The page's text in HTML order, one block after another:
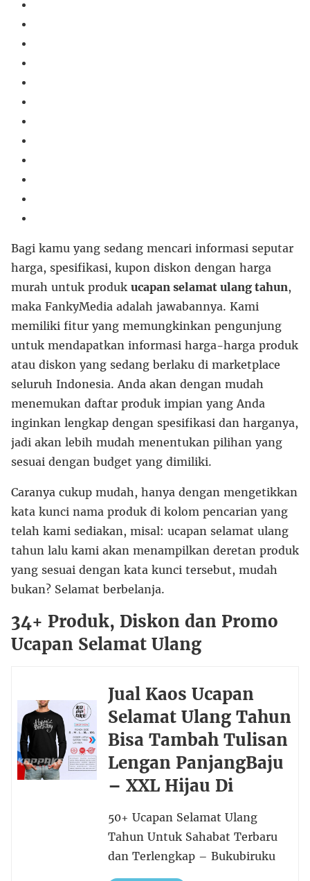
Bagi kamu yang sedang mencari informasi seputar
harga, spesifikasi, kupon diskon dengan harga
murah untuk produk ucapan selamat ulang tahun,
maka FankyMedia adalah jawabannya. Kami
memiliki fitur yang memungkinkan pengunjung
untuk mendapatkan informasi harga-harga produk
atau diskon yang sedang berlaku di marketplace
seluruh Indonesia. Anda akan dengan mudah
menemukan daftar produk impian yang Anda
inginkan lengkap dengan spesifikasi dan harganya,
jadi akan lebih mudah menentukan pilihan yang
sesuai dengan budget yang dimiliki.
Caranya cukup mudah, hanya dengan mengetikkan
kata kunci nama produk di kolom pencarian yang
telah kami sediakan, misal: ucapan selamat ulang
tahun lalu kami akan menampilkan deretan produk
yang sesuai dengan kata kunci tersebut, mudah
bukan? Selamat berbelanja.
34+ Produk, Diskon dan Promo
Ucapan Selamat Ulang
Jual Kaos Ucapan
Selamat Ulang Tahun
Bisa Tambah Tulisan
Lengan PanjangBaju
– XXL Hijau Di
50+ Ucapan Selamat Ulang
Tahun Untuk Sahabat Terbaru
dan Terlengkap – Bukubiruku